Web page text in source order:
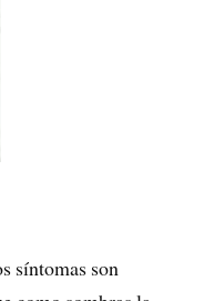
síntomas son